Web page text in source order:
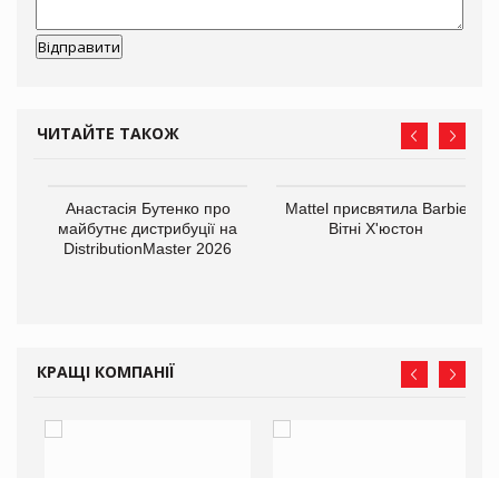
ЧИТАЙТЕ ТАКОЖ
Анастасія Бутенко про
майбутнє дистрибуції на
DistributionMaster 2026
Mattel присвятила Barbie
Вітні Х'юстон
КРАЩІ КОМПАНІЇ